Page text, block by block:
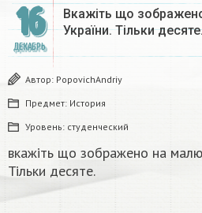
16
ДЕКАБРЬ
Вкажіть що
України. Тільки
Автор: PopovichAndriy
Предмет: История
Уровень: студенческий
вкажіть що зображено на
Тільки десяте.​